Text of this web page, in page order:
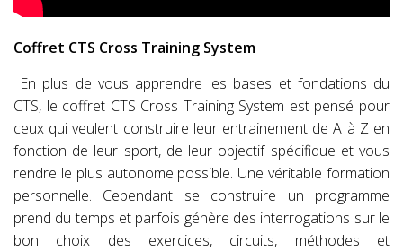
Coffret CTS Cross Training System
En plus de vous apprendre les bases et fondations du
CTS, le coffret CTS Cross Training System est pensé pour
ceux qui veulent construire leur entrainement de A à Z en
fonction de leur sport, de leur objectif spécifique et vous
rendre le plus autonome possible. Une véritable formation
personnelle. Cependant se construire un programme
prend du temps et parfois génère des interrogations sur le
bon choix des exercices, circuits, méthodes et